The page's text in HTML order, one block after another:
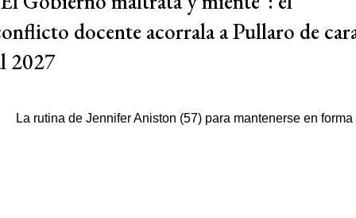
docente acorrala a Pullaro de
2027